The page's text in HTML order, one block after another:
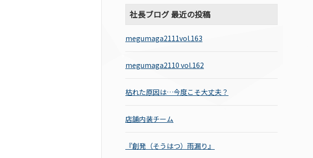
社長ブログ 最近の投稿
megumaga2111vol.163
megumaga2110 vol.162
枯れた原因は…今度こそ大丈夫？
店舗内装チーム
『創発（そうはつ）雨漏り』